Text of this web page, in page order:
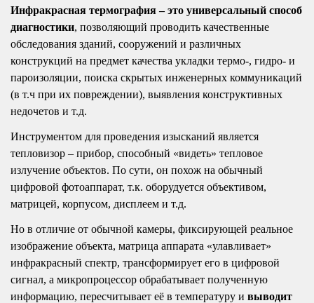
Инфракрасная термография – это универсальный способ
диагностики, позволяющий проводить качественные
обследования зданий, сооружений и различных
конструкций на предмет качества укладки термо-, гидро- и
пароизоляции, поиска скрытых инженерных коммуникаций
(в т.ч при их повреждении), выявления конструктивных
недочетов и т.д.
Инструментом для проведения изысканий является
тепловизор – прибор, способный «видеть» тепловое
излучение объектов. По сути, он похож на обычный
цифровой фотоаппарат, т.к. оборудуется объективом,
матрицей, корпусом, дисплеем и т.д.
Но в отличие от обычной камеры, фиксирующей реальное
изображение объекта, матрица аппарата «улавливает»
инфракрасный спектр, трансформирует его в цифровой
сигнал, а микропроцессор обрабатывает полученную
информацию, пересчитывает её в температуру и выводит